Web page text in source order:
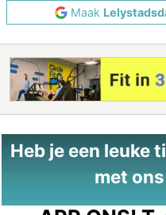
Maak
Heb je een leuke
met